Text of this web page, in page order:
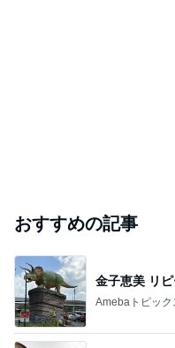
おすすめの記事
金子恵美 リ
Amebaトピック